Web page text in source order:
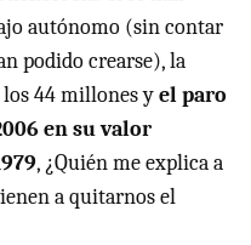
autónomo (sin contar
podido crearse), la
44 millones yel paro
en su valor
, ¿Quién me explica a
a quitarnos el